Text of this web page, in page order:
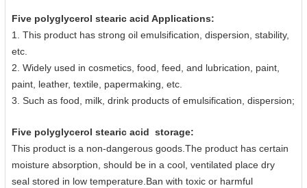
Five polyglycerol stearic acid Applications:
1. This product has strong oil emulsification, dispersion, stability,
etc.
2. Widely used in cosmetics, food, feed, and lubrication, paint,
paint, leather, textile, papermaking, etc.
3. Such as food, milk, drink products of emulsification, dispersion;
Five polyglycerol stearic acidstorage:
This product is a non-dangerous goods.The product has certain
moisture absorption, should be in a cool, ventilated place dry
seal stored in low temperature.Ban with toxic or harmful